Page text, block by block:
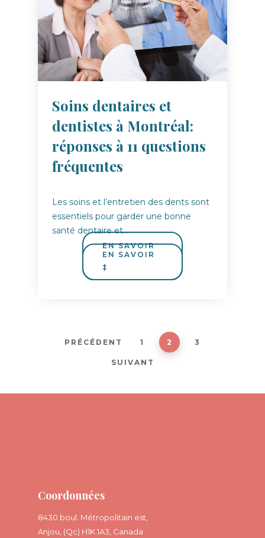
Soins dentaires et
dentistes à Montréal:
réponses à 11 questions
fréquentes
Les soins et l’entretien des dents sont
essentiels pour garder une bonne
santé dentaire et…
PRÉCÉDENT 1 2 3
SUIVANT
Coordonnées
8430 boul. Métropolitain est,
Anjou, (Qc) H1K 1A3, Canada